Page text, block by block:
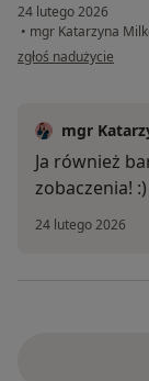
24 lutego 2026
• mgr Katarzyna
w opinii użytkownika ID
zgłoś nadużycie
mgr
Ja również
zobaczenia! :)
24 lutego 2026